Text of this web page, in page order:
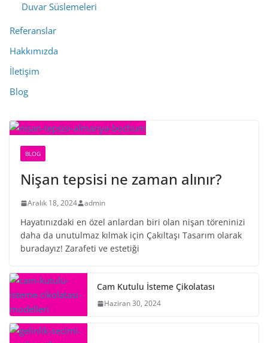
Duvar Süslemeleri
Referanslar
Hakkımızda
İletişim
Blog
BLOG
Nişan tepsisi ne zaman alınır?
Aralık 18, 2024 admin
Hayatınızdaki en özel anlardan biri olan nişan töreninizi
daha da unutulmaz kılmak için Çakıltaşı Tasarım olarak
buradayız! Zarafeti ve estetiği
Cam Kutulu İsteme Çikolatası
Haziran 30, 2024